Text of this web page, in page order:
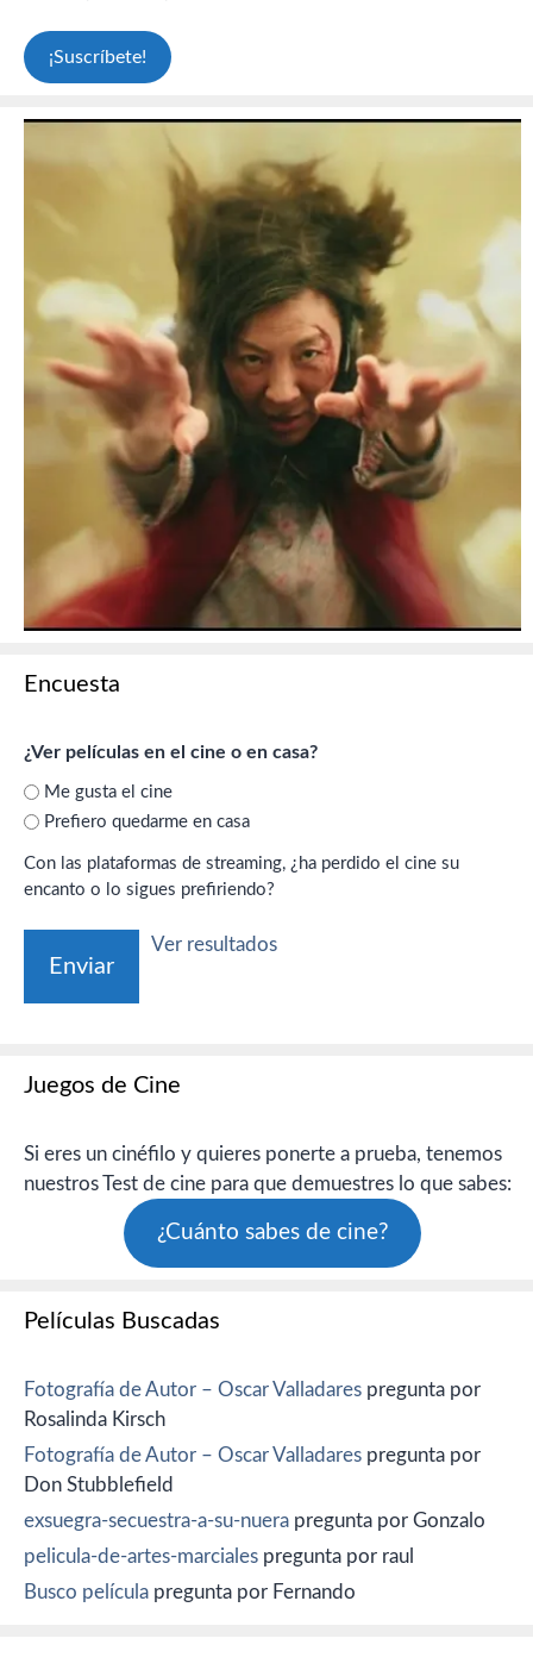
Encuesta
¿Ver películas en el cine o en casa?
Me gusta el cine
Prefiero quedarme en casa
Con las plataformas de streaming, ¿ha perdido el cine su
encanto o lo sigues prefiriendo?
Ver resultados
Juegos de Cine
Si eres un cinéfilo y quieres ponerte a prueba, tenemos
nuestros Test de cine para que demuestres lo que sabes:
¿Cuánto sabes de cine?
Películas Buscadas
Fotografía de Autor – Oscar Valladares pregunta por
Rosalinda Kirsch
Fotografía de Autor – Oscar Valladares pregunta por
Don Stubblefield
exsuegra-secuestra-a-su-nuera pregunta por Gonzalo
pelicula-de-artes-marciales pregunta por raul
Busco película pregunta por Fernando